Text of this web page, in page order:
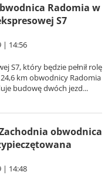
Radomia w
S7
| 14:56
S7, który będzie pełnił rolę
km obwodnicy Radomia
budowę dwóch jezd...
obwodnica
| 14:48